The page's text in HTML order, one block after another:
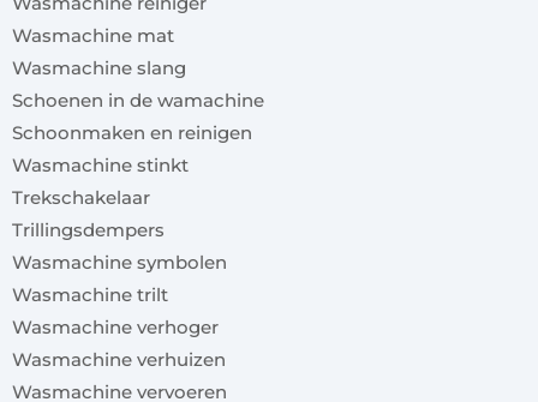
Wasmachine mat
Wasmachine slang
Schoenen in de wamachine
Schoonmaken en reinigen
Wasmachine stinkt
Trekschakelaar
Trillingsdempers
Wasmachine symbolen
Wasmachine trilt
Wasmachine verhoger
Wasmachine verhuizen
Wasmachine vervoeren